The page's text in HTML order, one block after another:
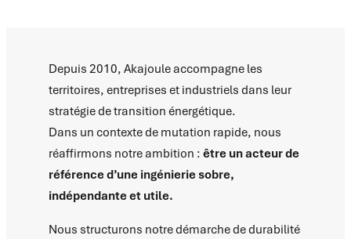
Depuis 2010, Akajoule accompagne les
territoires, entreprises et industriels dans leur
stratégie de transition énergétique.
Dans un contexte de mutation rapide, nous
réaffirmons notre ambition :être un acteur de
référence d’une ingénierie sobre,
indépendante et utile.
Nous structurons notre démarche de durabilité